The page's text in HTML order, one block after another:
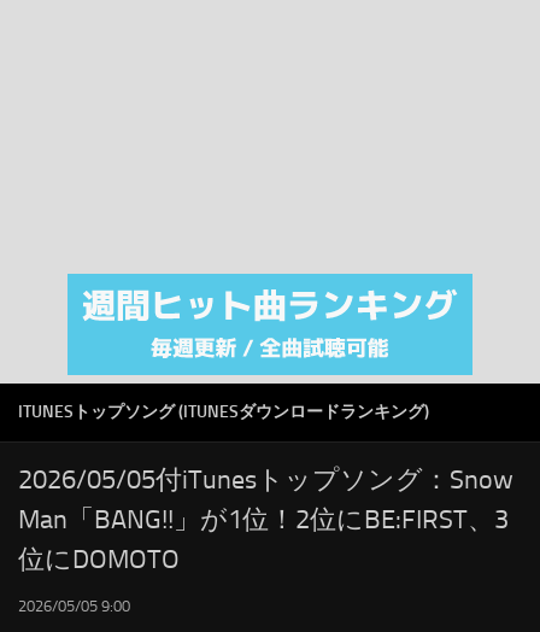
注目カテゴリ
オリジナルiTunes週間トップソング
RSS
LINKS
ITUNESトップソング (ITUNESダウンロードランキング)
2026/05/05付iTunesトップソング：Snow
Man「BANG!!」が1位！2位にBE:FIRST、3
位にDOMOTO
2026/05/05 9:00